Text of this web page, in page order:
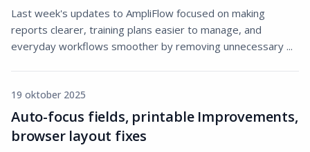
Last week's updates to AmpliFlow focused on making
reports clearer, training plans easier to manage, and
everyday workflows smoother by removing unnecessary ...
19 oktober 2025
Auto-focus fields, printable Improvements,
browser layout fixes